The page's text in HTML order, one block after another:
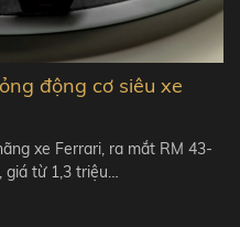
động cơ siêu xe
xe Ferrari, ra mắt RM 43-
từ 1,3 triệu…